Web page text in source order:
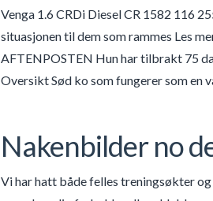
Venga 1.6 CRDi Diesel CR 1582 116
situasjonen til dem som rammes Les
AFTENPOSTEN Hun har tilbrakt 75
Oversikt Sød ko som fungerer som en
Nakenbilder no
Vi har hatt både felles treningsøkter